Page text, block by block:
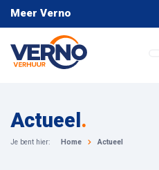
Meer Verno
Actueel .
Je bent hier: Home Actueel